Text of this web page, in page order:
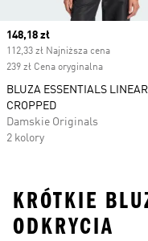
Current price
148,18 zł
112,33 zł Najniższa cena
239 zł Cena oryginalna
BLUZA ESSENTIALS LINEAR
CROPPED
Damskie Originals
2 kolory
KRÓTKIE
ODKRYCIA